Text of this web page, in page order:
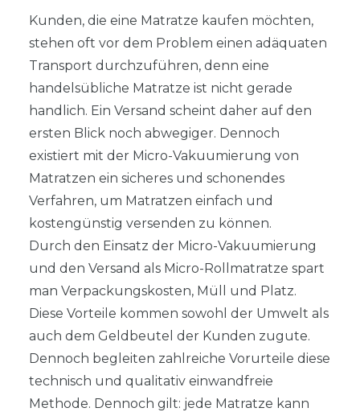
Kunden, die eine Matratze kaufen möchten,
stehen oft vor dem Problem einen adäquaten
Transport durchzuführen, denn eine
handelsübliche Matratze ist nicht gerade
handlich. Ein Versand scheint daher auf den
ersten Blick noch abwegiger. Dennoch
existiert mit der Micro-Vakuumierung von
Matratzen ein sicheres und schonendes
Verfahren, um Matratzen einfach und
kostengünstig versenden zu können.
Durch den Einsatz der Micro-Vakuumierung
und den Versand als Micro-Rollmatratze spart
man Verpackungskosten, Müll und Platz.
Diese Vorteile kommen sowohl der Umwelt als
auch dem Geldbeutel der Kunden zugute.
Dennoch begleiten zahlreiche Vorurteile diese
technisch und qualitativ einwandfreie
Methode. Dennoch gilt: jede Matratze kann